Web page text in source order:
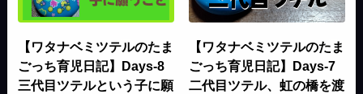
【ワタナベミツテルのたま
ごっち育児日記】Days-8
三代目ツテルという子に願
【ワタナベミツテルのたま
ごっち育児日記】Days-7
二代目ツテル、虹の橋を渡